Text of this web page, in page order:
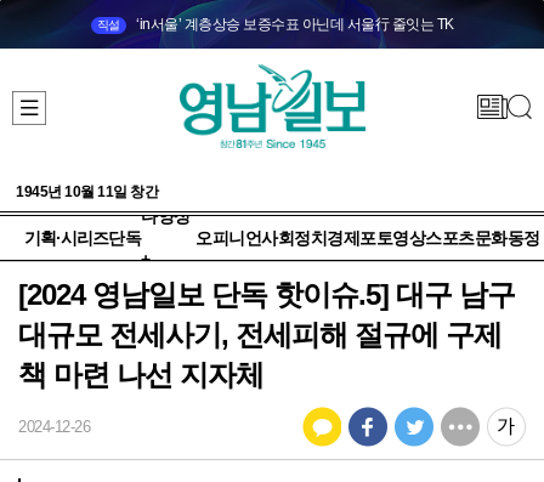
직설 ‘in서울’ 계층상승 보증수표 아닌데 서울行 줄잇는 TK
1945년 10월 11일 창간
기획·시리즈단독
다양성
+
오피니언사회정치 경제 포토영상스포츠문화동정
[2024 영남일보 단독 핫이슈.5] 대구 남구
대규모 전세사기, 전세피해 절규에 구제
책 마련 나선 지자체
2024-12-26